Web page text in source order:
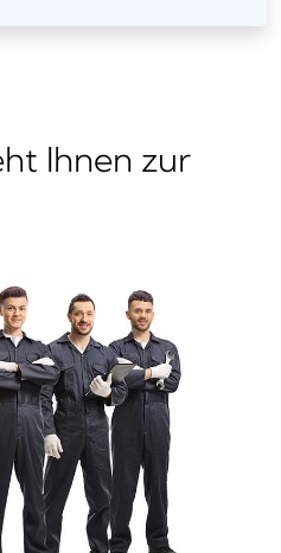
Ihnen zur